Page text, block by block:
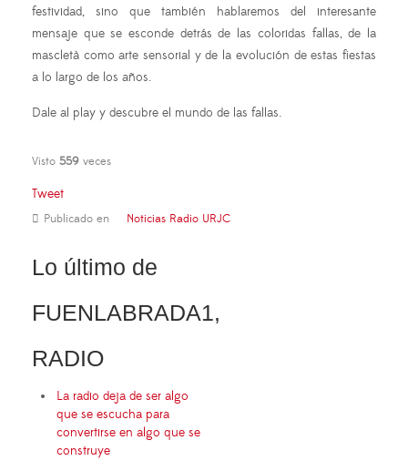
festividad, sino que también hablaremos del interesante
mensaje que se esconde detrás de las coloridas fallas, de la
mascletà como arte sensorial y de la evolución de estas fiestas
a lo largo de los años.
Dale al play y descubre el mundo de las fallas.
Visto 559 veces
Tweet
Publicado en Noticias Radio URJC
Lo último de
FUENLABRADA1,
RADIO
La radio deja de ser algo
que se escucha para
convertirse en algo que se
construye